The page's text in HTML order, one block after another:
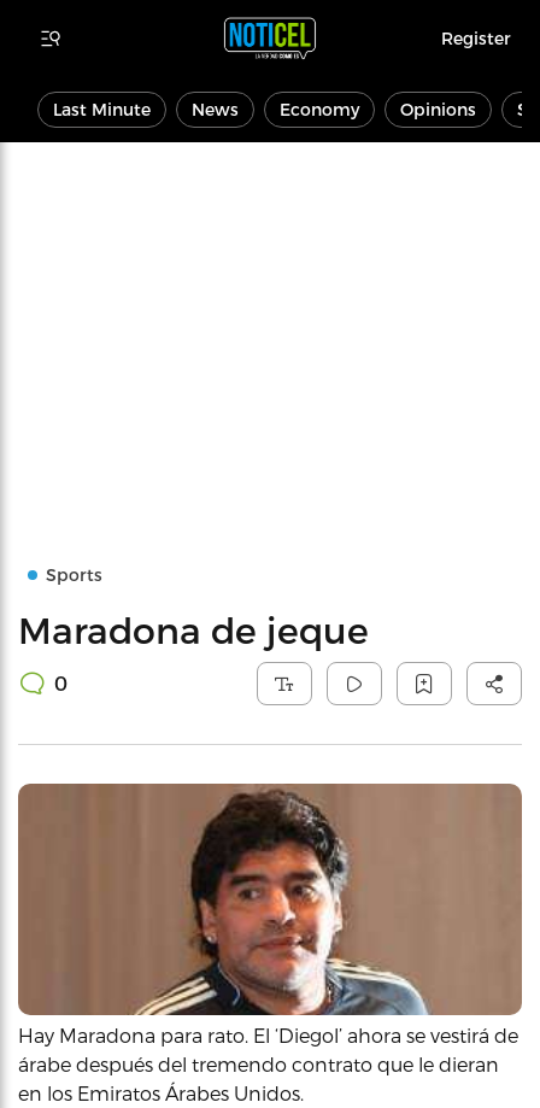
Register
Last Minute News Economy Opinions
Sports
Maradona de jeque
0
Hay Maradona para rato. El ‘Diegol’ ahora se vestirá de
árabe después del tremendo contrato que le dieran
en los Emiratos Árabes Unidos.